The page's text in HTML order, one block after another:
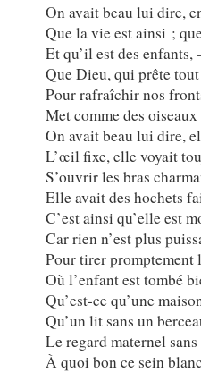
On avait beau lui dire,
Que la vie est ainsi ;
Et qu’il est des
Que Dieu, qui prête
Pour rafraîchir nos
Met comme des
On avait beau lui dire,
L’œil fixe, elle voyait
S’ouvrir les bras
Elle avait des hochets
C’est ainsi qu’elle est
Car rien n’est plus
Pour tirer promptement
Où l’enfant est tombé
Qu’est-ce qu’une
Qu’un lit sans un
Le regard maternel
À quoi bon ce sein